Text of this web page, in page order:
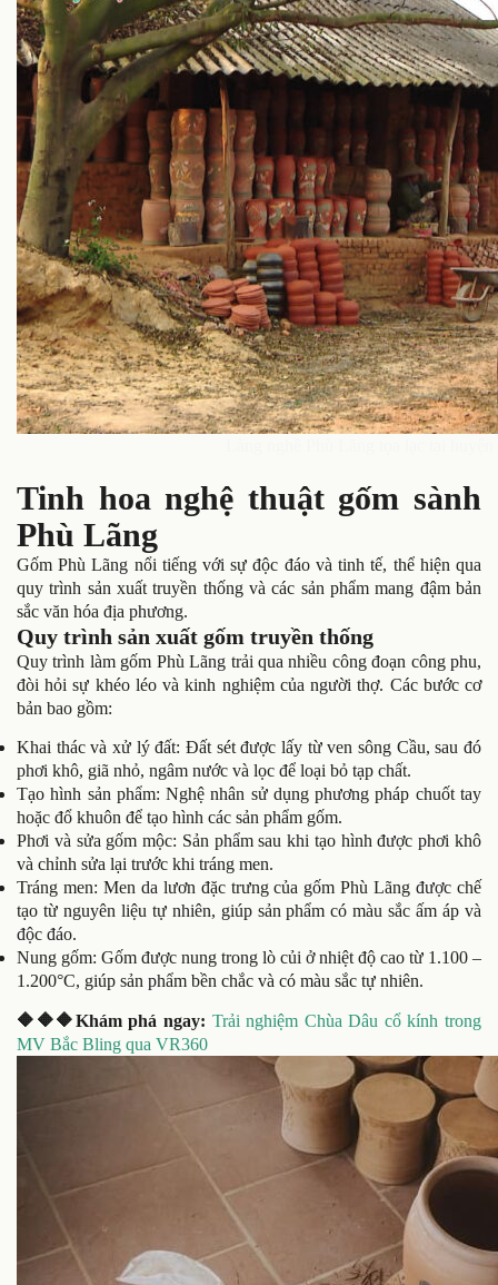
Tinh hoa nghệ thuật gốm sành
Phù Lãng
Gốm Phù Lãng nổi tiếng với sự độc đáo và tinh tế, thể hiện qua
quy trình sản xuất truyền thống và các sản phẩm mang đậm bản
sắc văn hóa địa phương.
Quy trình sản xuất gốm truyền thống
Quy trình làm gốm Phù Lãng trải qua nhiều công đoạn công phu,
đòi hỏi sự khéo léo và kinh nghiệm của người thợ. Các bước cơ
bản bao gồm:
Khai thác và xử lý đất: Đất sét được lấy từ ven sông Cầu, sau đó
phơi khô, giã nhỏ, ngâm nước và lọc để loại bỏ tạp chất.
Tạo hình sản phẩm: Nghệ nhân sử dụng phương pháp chuốt tay
hoặc đổ khuôn để tạo hình các sản phẩm gốm.
Phơi và sửa gốm mộc: Sản phẩm sau khi tạo hình được phơi khô
và chỉnh sửa lại trước khi tráng men.
Tráng men: Men da lươn đặc trưng của gốm Phù Lãng được chế
tạo từ nguyên liệu tự nhiên, giúp sản phẩm có màu sắc ấm áp và
độc đáo.
Nung gốm: Gốm được nung trong lò củi ở nhiệt độ cao từ 1.100 –
1.200°C, giúp sản phẩm bền chắc và có màu sắc tự nhiên.
🔶🔶🔶Khám phá ngay: Trải nghiệm Chùa Dâu cổ kính trong
MV Bắc Bling qua VR360